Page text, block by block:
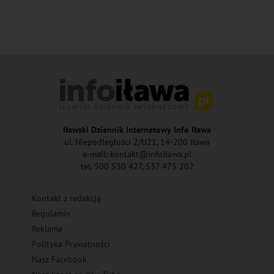
Iławski Dziennik Internetowy Info Iława
ul. Niepodległości 2/U21, 14-200 Iława
e-mail: kontakt@infoilawa.pl
tel. 500 530 427, 537 475 202
Kontakt z redakcją
Regulamin
Reklama
Polityka Prywatności
Nasz Facebook